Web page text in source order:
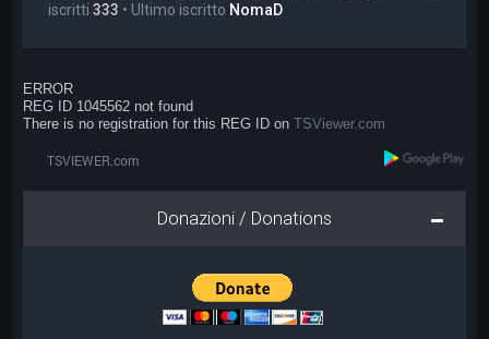
iscritti333 • Ultimo iscritto NomaD
ERROR
REG ID 1045562 not found
There is no registration for this REG ID onTSViewer.com
Donazioni / Donations